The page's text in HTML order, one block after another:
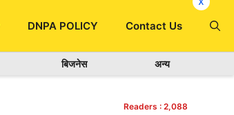
DNPA POLICY Contact Us
बिजनेस अन्य
Readers : 2,088